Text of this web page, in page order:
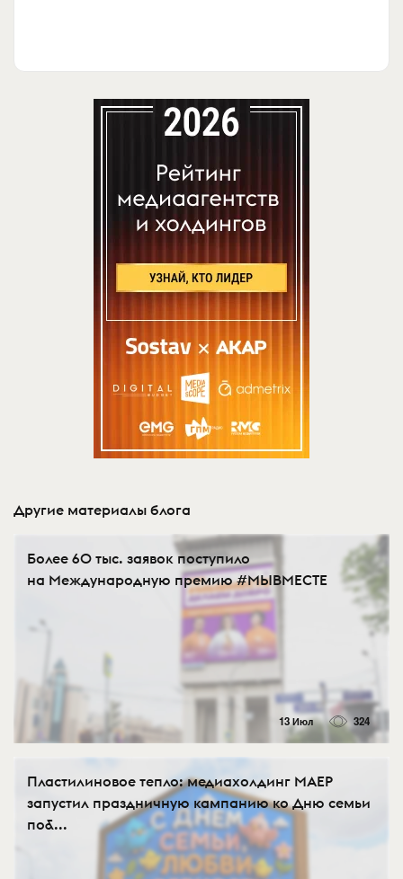
Другие материалы блога
Более 60 тыс. заявок поступило
на Международную премию #МЫВМЕСТЕ
13 Июл 324
Пластилиновое тепло: медиахолдинг МАЕР
запустил праздничную кампанию ко Дню семьи
по&...